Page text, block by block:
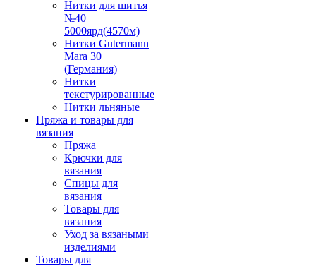
Нитки для шитья
№40
5000ярд(4570м)
Нитки Gutermann
Mara 30
(Германия)
Нитки
текстурированные
Нитки льняные
Пряжа и товары для
вязания
Пряжа
Крючки для
вязания
Спицы для
вязания
Товары для
вязания
Уход за вязаными
изделиями
Товары для